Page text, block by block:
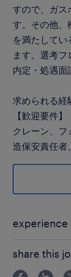
すので、ガス
す。その他、
を満たして
ます。選考
内定・処遇
求められる経
【歓迎要件】
クレーン、
造保安責任者
健康保険 厚
待遇・福利厚生
財形貯蓄制度
動、社宅（
experience
圧ガス製造保
方
share this